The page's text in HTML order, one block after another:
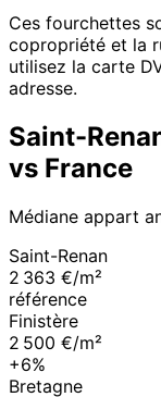
Ces fourchettes
copropriété et la
utilisez la carte
adresse.
Saint-
vs France
Médiane appart
Saint-Renan
2 363 €/m²
référence
Finistère
2 500 €/m²
+6%
Bretagne